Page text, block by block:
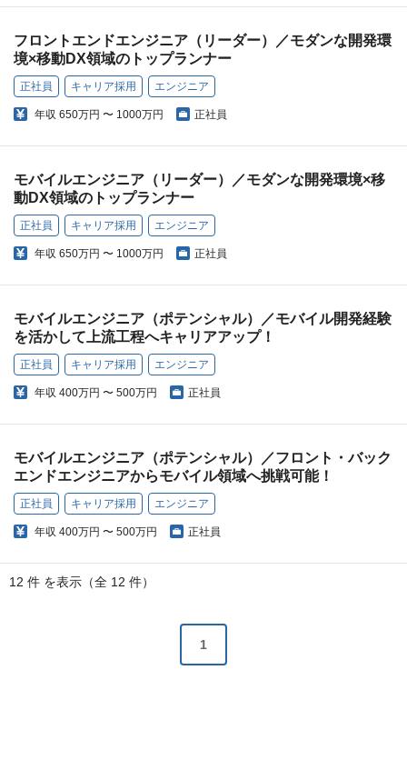
フロントエンドエンジニア（リーダー）／モダンな開発環
境×移動DX領域のトップランナー
正社員 キャリア採用 エンジニア
年収 650万円 〜 1000万円 正社員
モバイルエンジニア（リーダー）／モダンな開発環境×移
動DX領域のトップランナー
正社員 キャリア採用 エンジニア
年収 650万円 〜 1000万円 正社員
モバイルエンジニア（ポテンシャル）／モバイル開発経験
を活かして上流工程へキャリアアップ！
正社員 キャリア採用 エンジニア
年収 400万円 〜 500万円 正社員
モバイルエンジニア（ポテンシャル）／フロント・バック
エンドエンジニアからモバイル領域へ挑戦可能！
正社員 キャリア採用 エンジニア
年収 400万円 〜 500万円 正社員
12 件 を表示（全 12 件）
1